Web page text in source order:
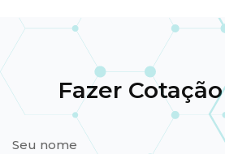
Fazer
Seu nome